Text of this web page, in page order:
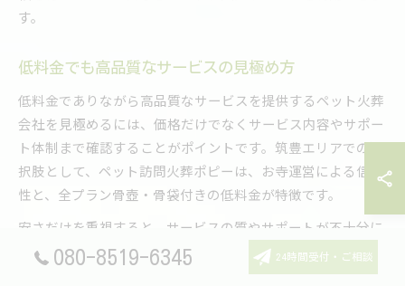
す。
低料金でも高品質なサービスの見極め方
低料金でありながら高品質なサービスを提供するペット火葬
会社を見極めるには、価格だけでなくサービス内容やサポー
ト体制まで確認することがポイントです。筑豊エリアでの選
択肢として、ペット訪問火葬ポピーは、お寺運営による信頼
性と、全プラン骨壺・骨袋付きの低料金が特徴です。
安さだけを重視すると、サービスの質やサポートが不十分に
なるケースもあるため、口コミや利用者の体験談を参考にし
ましょう。ペット訪問火葬ポピーでは、スタッフの丁寧な対
080-8519-6345 24時間受付・ご相談